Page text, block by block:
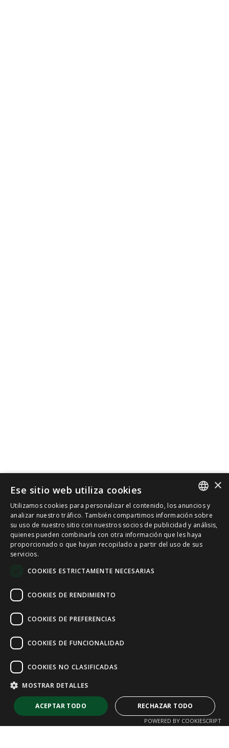
SPANISH
CAT
×
Ese sitio web utiliza cookies
Utilizamos cookies para personalizar el contenido, los anuncios y
analizar nuestro tráfico. También compartimos información sobre
su uso de nuestro sitio con nuestros socios de publicidad y análisis,
quienes pueden combinarla con otra información que les haya
proporcionado o que hayan recopilado a partir del uso de sus
servicios.
COOKIES ESTRICTAMENTE NECESARIAS
COOKIES DE RENDIMIENTO
COOKIES DE PREFERENCIAS
COOKIES DE FUNCIONALIDAD
COOKIES NO CLASIFICADAS
MOSTRAR DETALLES
ACEPTAR TODO RECHAZAR TODO
POWERED BY COOKIESCRIPT